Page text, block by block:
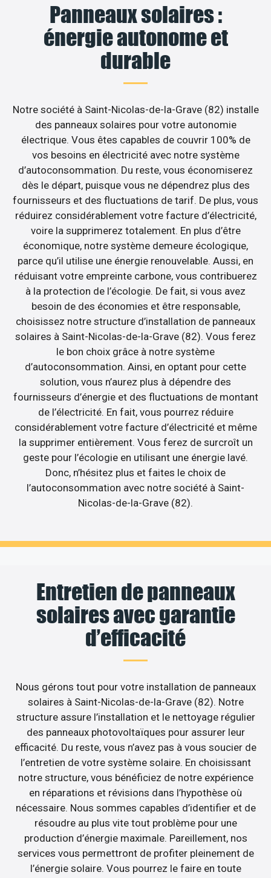
Panneaux solaires :
énergie autonome et
durable
Notre société à Saint-Nicolas-de-la-Grave (82) installe
des panneaux solaires pour votre autonomie
électrique. Vous êtes capables de couvrir 100% de
vos besoins en électricité avec notre système
d’autoconsommation. Du reste, vous économiserez
dès le départ, puisque vous ne dépendrez plus des
fournisseurs et des fluctuations de tarif. De plus, vous
réduirez considérablement votre facture d’électricité,
voire la supprimerez totalement. En plus d’être
économique, notre système demeure écologique,
parce qu’il utilise une énergie renouvelable. Aussi, en
réduisant votre empreinte carbone, vous contribuerez
à la protection de l’écologie. De fait, si vous avez
besoin de des économies et être responsable,
choisissez notre structure d’installation de panneaux
solaires à Saint-Nicolas-de-la-Grave (82). Vous ferez
le bon choix grâce à notre système
d’autoconsommation. Ainsi, en optant pour cette
solution, vous n’aurez plus à dépendre des
fournisseurs d’énergie et des fluctuations de montant
de l’électricité. En fait, vous pourrez réduire
considérablement votre facture d’électricité et même
la supprimer entièrement. Vous ferez de surcroît un
geste pour l’écologie en utilisant une énergie lavé.
Donc, n’hésitez plus et faites le choix de
l’autoconsommation avec notre société à Saint-
Nicolas-de-la-Grave (82).
Entretien de panneaux
solaires avec garantie
d’efficacité
Nous gérons tout pour votre installation de panneaux
solaires à Saint-Nicolas-de-la-Grave (82). Notre
structure assure l’installation et le nettoyage régulier
des panneaux photovoltaïques pour assurer leur
efficacité. Du reste, vous n’avez pas à vous soucier de
l’entretien de votre système solaire. En choisissant
notre structure, vous bénéficiez de notre expérience
en réparations et révisions dans l’hypothèse où
nécessaire. Nous sommes capables d’identifier et de
résoudre au plus vite tout problème pour une
production d’énergie maximale. Pareillement, nos
services vous permettront de profiter pleinement de
l’énergie solaire. Vous pourrez le faire en toute